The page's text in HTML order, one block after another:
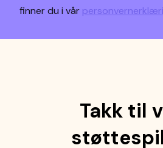
finner du i vår
Takk til